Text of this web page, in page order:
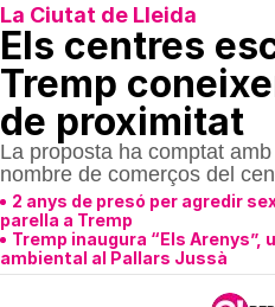
La Ciutat de Lleida
Els centres
Tremp
de proximitat
La proposta ha comptat
nombre de comerços del
2 anys de presó per agredir
parella a Tremp
Tremp inaugura “Els Arenys”,
ambiental al Pallars Jussà